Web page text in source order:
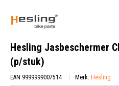
Hesling Jasbeschermer
(p/stuk)
EAN 9999999007514 Merk: Hesling